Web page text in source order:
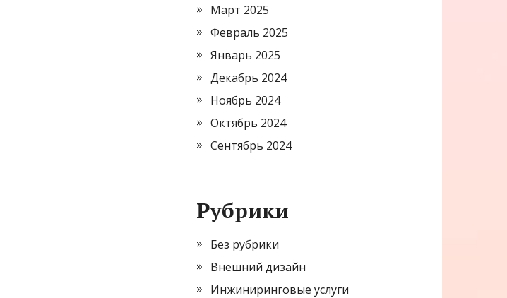
Март 2025
Февраль 2025
Январь 2025
Декабрь 2024
Ноябрь 2024
Октябрь 2024
Сентябрь 2024
Рубрики
Без рубрики
Внешний дизайн
Инжиниринговые услуги